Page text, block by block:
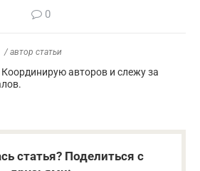
0
/ автор статьи
авторов и слежу за
статья? Поделиться с